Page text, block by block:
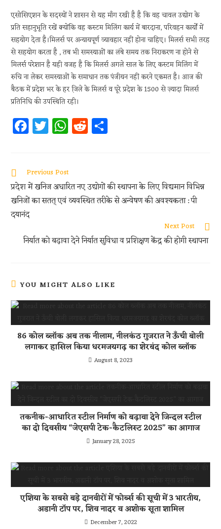
एसोसिएशन के सदस्यों ने शासन से यह माँग रखी है है कि वह चावल उद्योग के
प्रति सहानुभूति रखें क्योंकि वह कस्टम मिलिंग कार्य में बारदाना, परिवहन कार्यों में
सहयोग देता है।मिलर्स पर अन्यायपूर्ण व्यावहार नहीं होना चाहिए। मिलर्स सभी तरह
से सहयोग करता है , तब भी समस्याओं का लंबे समय तक निराकरण ना होने से
मिलर्स परेशान है यही वजह है कि मिलर्स अगले साल के लिए कस्टम मिलिंग में
रुचि ना लेकर समस्याओं के समाधान तक पंजीयन नहीं करने एकमत है। आज की
बैठक में प्रदेश भर के हर जि़ले के मिलर्स व पूरे प्रदेश के 1500 से ज़्यादा मिलर्स
प्रतिनिधि की उपस्थिति रही।
Fa
ce
oo
k
T
w
er
W
h
s
A
p
R
e
t
Previous Post
प्रदेश में खनिज अधारित नए उद्योगों की स्थापना के लिए विद्यमान विभिन्न
खनिजों का सतत् एवं व्यवस्थित तरीके से अन्वेषण की अवश्यकता : पी
दयानंद
Next Post
निर्यात को बढ़ावा देने निर्यात सुविधा व प्रशिक्षण केंद्र की होगी स्थापना
YOU MIGHT ALSO LIKE
86 कोल ब्लॉक अब तक नीलाम, नीलकंठ गुजरात ने ऊँची बोली
लगाकर हासिल किया धरमजयगढ़ का शेरबंद कोल ब्लॉक
August 8, 2023
तकनीक-आधारित स्टील निर्माण को बढ़ावा देने जिन्दल स्टील
का दो दिवसीय “जेएसपी टेक-कैटलिस्ट 2025” का आगाज
January 28, 2025
एशिया के सबसे बड़े दानवीरों में फोर्ब्स की सूची में 3 भारतीय,
अडानी टॉप पर, शिव नादर व अशोक सूता शामिल
December 7, 2022